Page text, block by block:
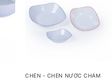
CHÉN - CHÉN NƯỚC CHẤM